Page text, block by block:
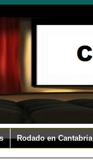
Rodado en Cantabria